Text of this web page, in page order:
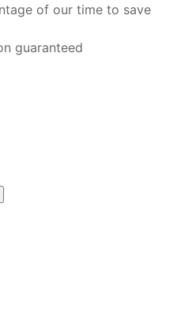
of our time to save
guaranteed